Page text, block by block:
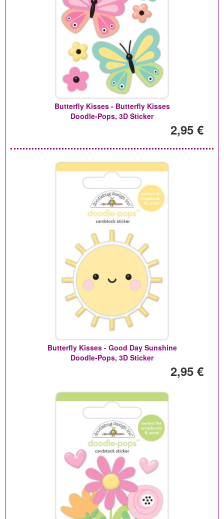
Butterfly Kisses - Butterfly Kisses
Doodle-Pops, 3D Sticker
2,95 €
Butterfly Kisses - Good Day Sunshine
Doodle-Pops, 3D Sticker
2,95 €